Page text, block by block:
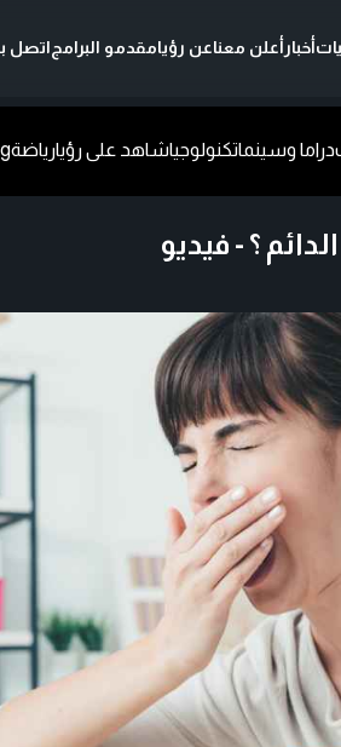
أخبارأعلن معناعن رؤيامقدمو البرامجاتصل
دراما وسينماتكنولوجياشاهد على رؤيارياضة
؟ - فيديو